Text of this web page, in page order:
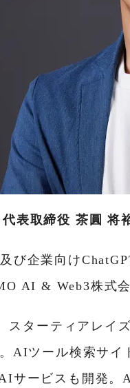
表取締役 茶圓 将
び企業向け
AI & Web3株式
スターティアレイ
AIツール検索サ
サービスも開発。